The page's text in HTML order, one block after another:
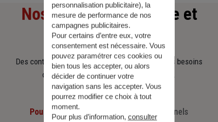
Nos offresd'assurance et
d'épargne
Des contrats clairs et flexibles pour sécuriser vos besoins
d’aujourd’hui et anticiper ceux de demain.
Pour les particuliers Pour les professionnels
personnalisation publicitaire), la
mesure de performance de nos
campagnes publicitaires.
Pour certains d’entre eux, votre
consentement est nécessaire. Vous
pouvez paramétrer ces cookies ou
bien tous les accepter, ou alors
décider de continuer votre
navigation sans les accepter. Vous
pourrez modifier ce choix à tout
moment.
Pour plus d’information, consulter